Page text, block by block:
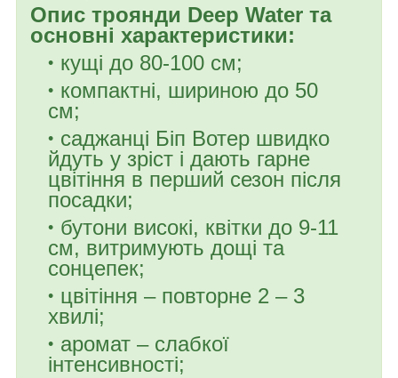
Опис троянди Deep Water та
основні характеристики:
кущі до 80-100 см;
компактні, шириною до 50
см;
саджанці Біп Вотер швидко
йдуть у зріст і дають гарне
цвітіння в перший сезон після
посадки;
бутони високі, квітки до 9-11
см, витримують дощі та
сонцепек;
цвітіння – повторне 2 – 3
хвилі;
аромат – слабкої
інтенсивності;